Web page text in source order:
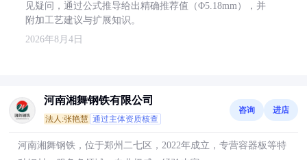
见疑问，通过公式推导给出精确推荐值（Φ5.18mm），并
附加工艺建议与扩展知识。
2026年8月4日
河南湘舞钢铁有限公司
法人:张艳慧 通过主体资质核查
咨询 进店
河南湘舞钢铁，位于郑州二七区，2022年成立，专营容器板等特